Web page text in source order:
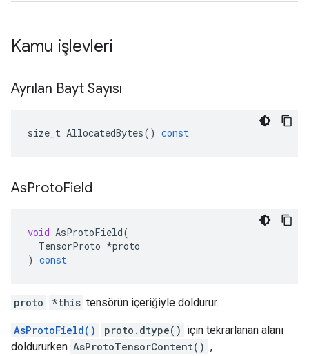
Kamu işlevleri
Ayrılan Bayt Sayısı
size_t AllocatedBytes() const
AsProtoField
void AsProtoField(
TensorProto *proto
) const
proto *this tensörün içeriğiyle doldurur.
AsProtoField() proto.dtype() için tekrarlanan alanı
doldururken AsProtoTensorContent() ,